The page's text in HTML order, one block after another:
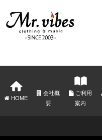
HOME
会社概
要
ご利用
案内